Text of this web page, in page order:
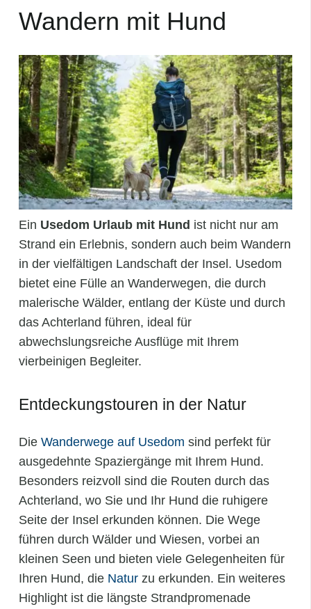
Wandern mit Hund
Ein Usedom Urlaub mit Hund ist nicht nur am
Strand ein Erlebnis, sondern auch beim Wandern
in der vielfältigen Landschaft der Insel. Usedom
bietet eine Fülle an Wanderwegen, die durch
malerische Wälder, entlang der Küste und durch
das Achterland führen, ideal für
abwechslungsreiche Ausflüge mit Ihrem
vierbeinigen Begleiter.
Entdeckungstouren in der Natur
Die Wanderwege auf Usedom sind perfekt für
ausgedehnte Spaziergänge mit Ihrem Hund.
Besonders reizvoll sind die Routen durch das
Achterland, wo Sie und Ihr Hund die ruhigere
Seite der Insel erkunden können. Die Wege
führen durch Wälder und Wiesen, vorbei an
kleinen Seen und bieten viele Gelegenheiten für
Ihren Hund, die Natur zu erkunden. Ein weiteres
Highlight ist die längste Strandpromenade